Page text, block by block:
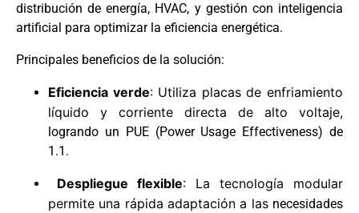
distribución de energía, HVAC, y gestión con inteligencia
artificial para optimizar la eficiencia energética.
Principales beneficios de la solución:
Eficiencia verde: Utiliza placas de enfriamiento
líquido y corriente directa de alto voltaje,
logrando un PUE (Power Usage Effectiveness) de
1.1.
Despliegue flexible: La tecnología modular
permite una rápida adaptación a las necesidades